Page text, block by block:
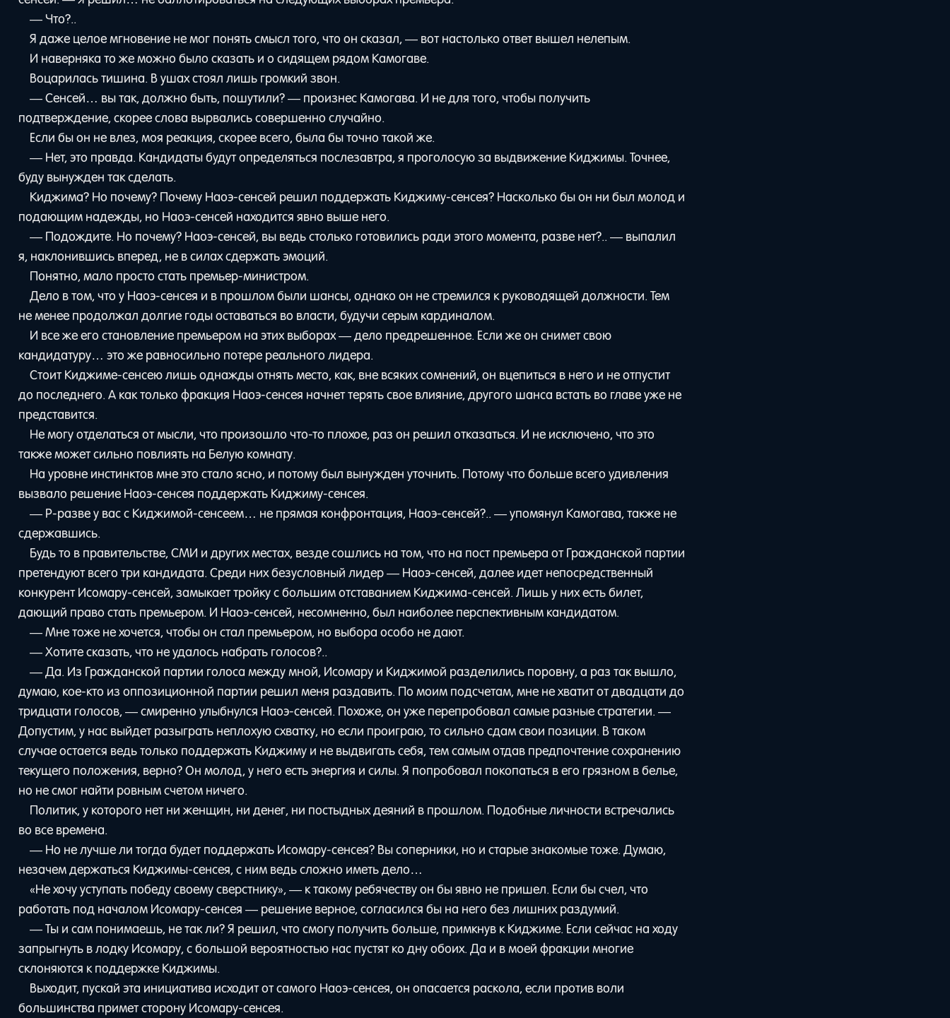
— Что?..
Я даже целое мгновение не мог понять смысл того, что он сказал, — вот настолько ответ вышел нелепым.
И наверняка то же можно было сказать и о сидящем рядом Камогаве.
Воцарилась тишина. В ушах стоял лишь громкий звон.
— Сенсей… вы так, должно быть, пошутили? — произнес Камогава. И не для того, чтобы получить
подтверждение, скорее слова вырвались совершенно случайно.
Если бы он не влез, моя реакция, скорее всего, была бы точно такой же.
— Нет, это правда. Кандидаты будут определяться послезавтра, я проголосую за выдвижение Киджимы. Точнее,
буду вынужден так сделать.
Киджима? Но почему? Почему Наоэ-сенсей решил поддержать Киджиму-сенсея? Насколько бы он ни был молод и
подающим надежды, но Наоэ-сенсей находится явно выше него.
— Подождите. Но почему? Наоэ-сенсей, вы ведь столько готовились ради этого момента, разве нет?.. — выпалил
я, наклонившись вперед, не в силах сдержать эмоций.
Понятно, мало просто стать премьер-министром.
Дело в том, что у Наоэ-сенсея и в прошлом были шансы, однако он не стремился к руководящей должности. Тем
не менее продолжал долгие годы оставаться во власти, будучи серым кардиналом.
И все же его становление премьером на этих выборах — дело предрешенное. Если же он снимет свою
кандидатуру… это же равносильно потере реального лидера.
Стоит Киджиме-сенсею лишь однажды отнять место, как, вне всяких сомнений, он вцепиться в него и не отпустит
до последнего. А как только фракция Наоэ-сенсея начнет терять свое влияние, другого шанса встать во главе уже не
представится.
Не могу отделаться от мысли, что произошло что-то плохое, раз он решил отказаться. И не исключено, что это
также может сильно повлиять на Белую комнату.
На уровне инстинктов мне это стало ясно, и потому был вынужден уточнить. Потому что больше всего удивления
вызвало решение Наоэ-сенсея поддержать Киджиму-сенсея.
— Р-разве у вас с Киджимой-сенсеем… не прямая конфронтация, Наоэ-сенсей?.. — упомянул Камогава, также не
сдержавшись.
Будь то в правительстве, СМИ и других местах, везде сошлись на том, что на пост премьера от Гражданской партии
претендуют всего три кандидата. Среди них безусловный лидер — Наоэ-сенсей, далее идет непосредственный
конкурент Исомару-сенсей, замыкает тройку с большим отставанием Киджима-сенсей. Лишь у них есть билет,
дающий право стать премьером. И Наоэ-сенсей, несомненно, был наиболее перспективным кандидатом.
— Мне тоже не хочется, чтобы он стал премьером, но выбора особо не дают.
— Хотите сказать, что не удалось набрать голосов?..
— Да. Из Гражданской партии голоса между мной, Исомару и Киджимой разделились поровну, а раз так вышло,
думаю, кое-кто из оппозиционной партии решил меня раздавить. По моим подсчетам, мне не хватит от двадцати до
тридцати голосов, — смиренно улыбнулся Наоэ-сенсей. Похоже, он уже перепробовал самые разные стратегии. —
Допустим, у нас выйдет разыграть неплохую схватку, но если проиграю, то сильно сдам свои позиции. В таком
случае остается ведь только поддержать Киджиму и не выдвигать себя, тем самым отдав предпочтение сохранению
текущего положения, верно? Он молод, у него есть энергия и силы. Я попробовал покопаться в его грязном в белье,
но не смог найти ровным счетом ничего.
Политик, у которого нет ни женщин, ни денег, ни постыдных деяний в прошлом. Подобные личности встречались
во все времена.
— Но не лучше ли тогда будет поддержать Исомару-сенсея? Вы соперники, но и старые знакомые тоже. Думаю,
незачем держаться Киджимы-сенсея, с ним ведь сложно иметь дело…
«Не хочу уступать победу своему сверстнику», — к такому ребячеству он бы явно не пришел. Если бы счел, что
работать под началом Исомару-сенсея — решение верное, согласился бы на него без лишних раздумий.
— Ты и сам понимаешь, не так ли? Я решил, что смогу получить больше, примкнув к Киджиме. Если сейчас на ходу
запрыгнуть в лодку Исомару, с большой вероятностью нас пустят ко дну обоих. Да и в моей фракции многие
склоняются к поддержке Киджимы.
Выходит, пускай эта инициатива исходит от самого Наоэ-сенсея, он опасается раскола, если против воли
большинства примет сторону Исомару-сенсея.